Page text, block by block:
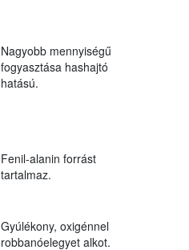
Nagyobb mennyiségű
fogyasztása hashajtó
hatású.
Fenil-alanin forrást
tartalmaz.
Gyúlékony, oxigénnel
robbanóelegyet alkot.